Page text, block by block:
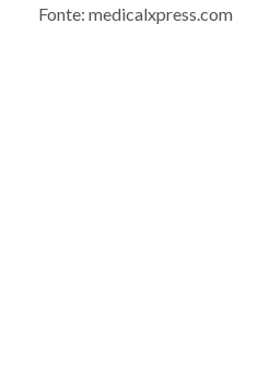
Fonte: medicalxpress.com